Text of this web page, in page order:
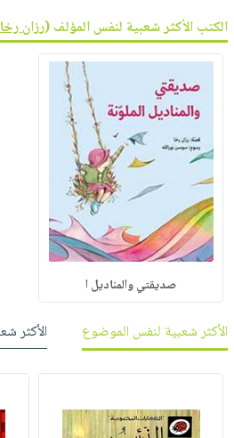
الكتب الأكثر شعبية لنفس المؤلف (رزان رخا
صديقتي والمناديل ا
الأكثر شعبية لنفس الموضوع الأكثر